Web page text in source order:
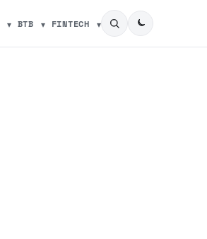
BTB FINTECH